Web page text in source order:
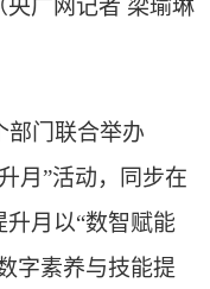
央广网记者 梁瑜琳
部门联合举办
月”活动，同步在
月以“数智赋能
字素养与技能提